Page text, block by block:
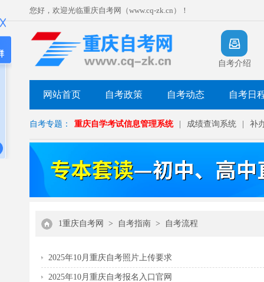
您好，欢迎光临重庆自考网（www.cq-zk.cn）！
自考介绍
网站首页 自考政策 自考动态 自考日
自考专题： 重庆自学考试信息管理系统 成绩查询系统 补
1重庆自考网 > 自考指南 > 自考流程
2025年10月重庆自考照片上传要求
2025年10月重庆自考报名入口官网